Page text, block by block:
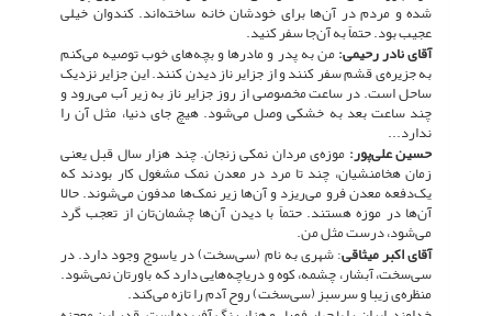
شده و مردم در آن‌ها برای خودشان خانه ساخته‌اند. کندوان خیلی
عجیب بود. حتماً به آن‌جا سفر کنید.
آقای نادر رحیمی:من به پدر و مادرها و بچه‌های خوب توصیه می‌کنم
به جزیره‌ی قشم سفر کنند و از جزایر ناز دیدن کنند. این جزایر نزدیک
ساحل است. در ساعت مخصوصی از روز جزایر ناز به زیر آب می‌رود و
چند ساعت بعد به خشکی وصل می‌شود. هیچ جای دنیا، مثل آن را
ندارد...
حسین علی‌پور: موزه‌ی مردان نمکی زنجان. چند هزار سال‌ قبل یعنی
زمان هخامنشیان، چند تا مرد در معدن نمک مشغول کار بودند که
یک‌دفعه معدن فرو می‌ریزد و آن‌ها زیر نمک‌ها مدفون می‌شوند. حالا
آن‌ها در موزه هستند. حتماً با دیدن آن‌ها چشمان‌تان از تعجب گرد
می‌شود، درست مثل من.
آقای اکبر میثاقی: شهری به نام (سی‌سخت) در یاسوج وجود دارد. در
سی‌سخت، آبشار، چشمه، کوه و دریاچه‌هایی دارد که باورتان نمی‌شود.
منظره‌ی زیبا و سرسبز (سی‌سخت) روح آدم را تازه می‌کند.